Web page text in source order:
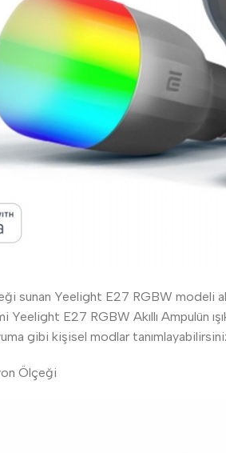
sunan Yeelight E27 RGBW modeli
E27 RGBW Akıllı Ampulün
gibi kişisel modlar
Ölçeği